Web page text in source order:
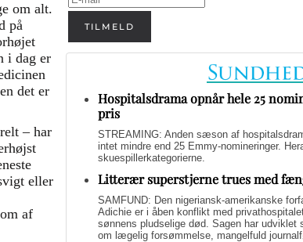
om alt.
på
i dag er
det er
– har
eller
af
TILMELD
Hospitalsdrama opnår hele 25
pris
STREAMING: Anden sæson af
intet mindre end 25 Emmy-nomineringer.
skuespillerkategorierne.
Litterær superstjerne trues med
SAMFUND: Den nigeriansk-amerikanske
Adichie er i åben konflikt med
sønnens pludselige død. Sagen har udviklet
om lægelig forsømmelse, mangelfuld